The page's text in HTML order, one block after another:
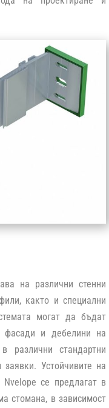
на различни стенни
както и специални
могат да бъдат
фасади и дебелини на
различни стандартни
Устойчивите на
Nvelope се предлагат в
стомана, в зависимост